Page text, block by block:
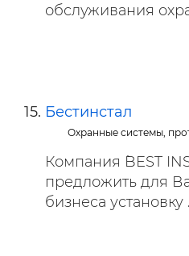
обслуживания
Бестинстал
Охранные системы,
Компания `BEST
предложить для
бизнеса установку